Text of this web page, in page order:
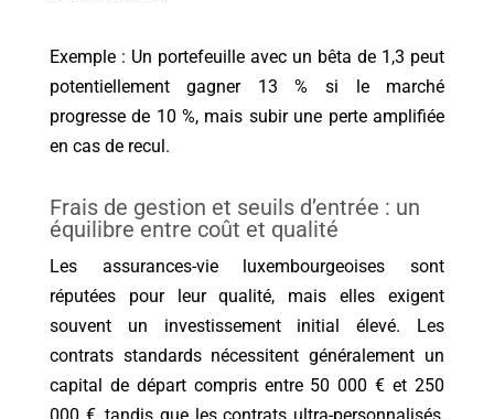
Exemple : Un portefeuille avec un bêta de 1,3 peut
potentiellement gagner 13 % si le marché
progresse de 10 %, mais subir une perte amplifiée
en cas de recul.
Frais de gestion et seuils d’entrée : un
équilibre entre coût et qualité
Les assurances-vie luxembourgeoises sont
réputées pour leur qualité, mais elles exigent
souvent un investissement initial élevé. Les
contrats standards nécessitent généralement un
capital de départ compris entre 50 000 € et 250